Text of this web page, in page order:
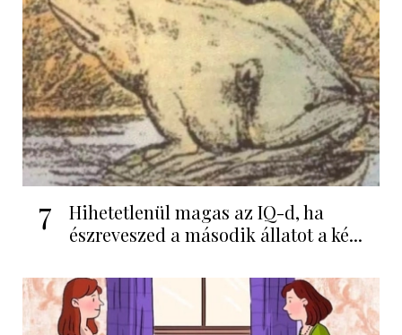
7
Hihetetlenül magas az IQ-d, ha
észreveszed a második állatot a ké...